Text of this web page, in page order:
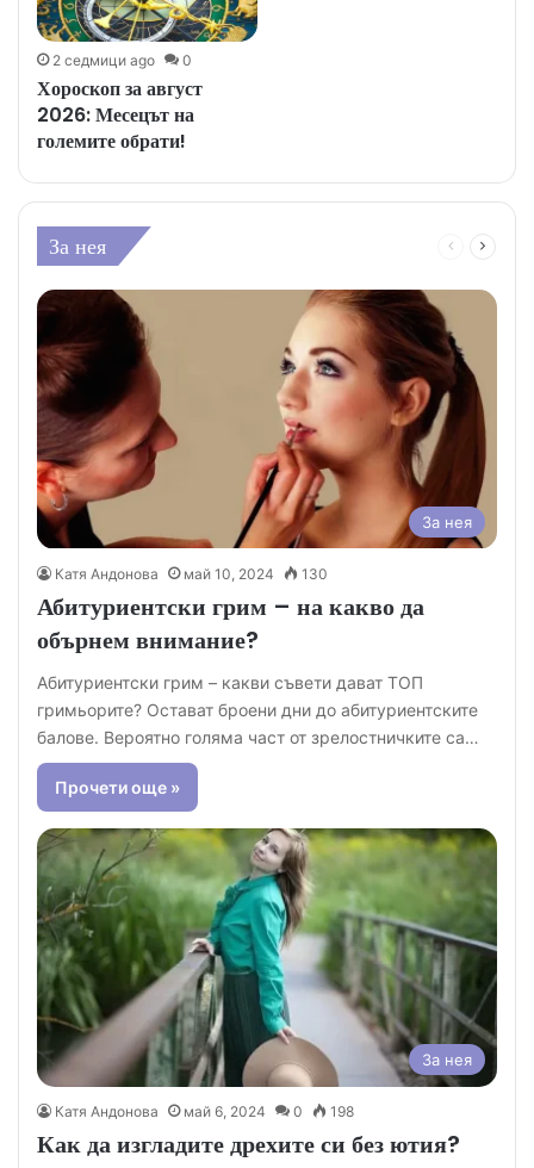
2 седмици ago 0
Хороскоп за август
2026: Месецът на
големите обрати!
За нея
Предишна
За нея
Катя Андонова май 10, 2024 130
Абитуриентски грим – на какво да
обърнем внимание?
Абитуриентски грим – какви съвети дават ТОП
гримьорите? Остават броени дни до абитуриентските
балове. Вероятно голяма част от зрелостничките са…
Прочети още »
За нея
Катя Андонова май 6, 2024 0 198
Как да изгладите дрехите си без ютия?